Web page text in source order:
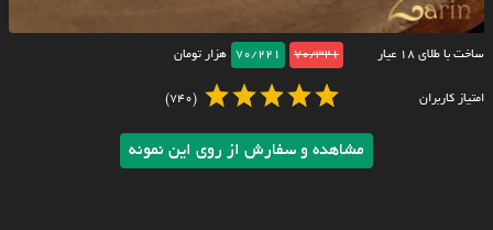
ساخت با طلای ۱۸ عیار 70/321
70/221 هزار تومان
امتیاز کاربران (740)
مشاهده و سفارش از روی این نمونه